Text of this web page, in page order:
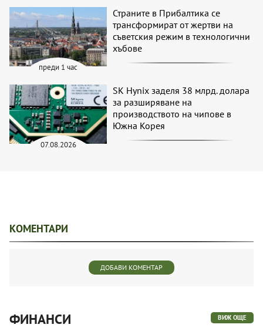
преди 1 час
Страните в Прибалтика се
трансформират от жертви на
съветския режим в технологични
хъбове
07.08.2026
SK Hynix заделя 38 млрд. долара
за разширяване на
производството на чипове в
Южна Корея
КОМЕНТАРИ
ДОБАВИ КОМЕНТАР
ФИНАНСИ ВИЖ ОЩЕ